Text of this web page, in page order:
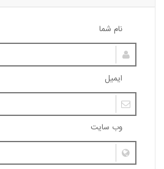
نام شما
ایمیل
وب سایت